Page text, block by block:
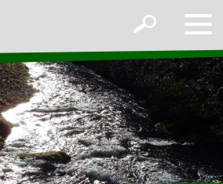
le
Afficher
formulaire
de
recherche